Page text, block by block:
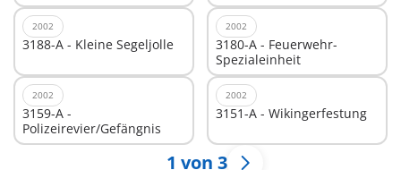
2002
3188-A - Kleine Segeljolle
2002
3180-A - Feuerwehr-
Spezialeinheit
2002
3159-A -
Polizeirevier/Gefängnis
2002
3151-A - Wikingerfestung
1 von 3